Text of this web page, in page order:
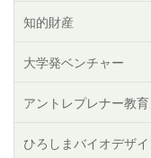
知的財産
大学発ベンチャー
アントレプレナー教育
ひろしまバイオデザイ